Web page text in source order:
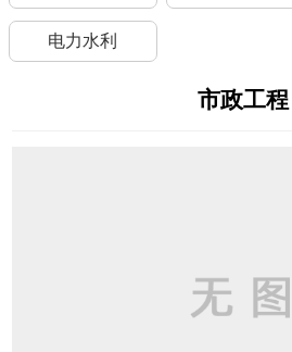
电力水利
市政工程